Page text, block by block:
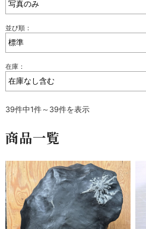
並び順：
在庫：
39件中1件～39件を表示
商品一覧